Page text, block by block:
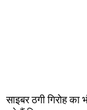
साइबर ठगी गिरोह